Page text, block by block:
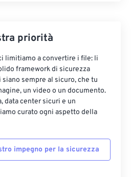
priorità
limitiamo a convertire i file: li
framework di sicurezza
sempre al sicuro, che tu
un video o un documento.
data center sicuri e un
curato ogni aspetto della
impegno per la sicurezza